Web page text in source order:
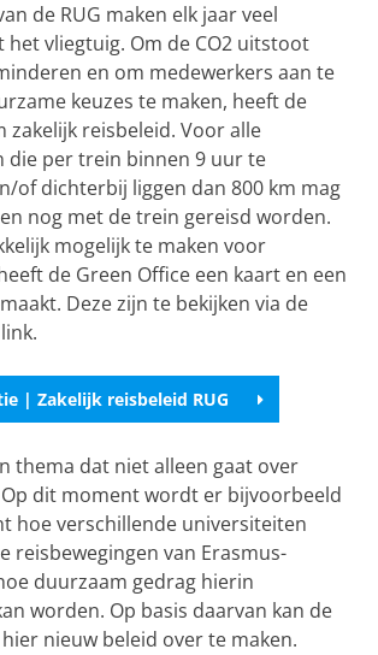
de RUG maken elk jaar veel
het vliegtuig. Om de CO2 uitstoot
en om medewerkers aan te
keuzes te maken, heeft de
zakelijk reisbeleid. Voor alle
die per trein binnen 9 uur te
of dichterbij liggen dan 800 km mag
nog met de trein gereisd worden.
mogelijk te maken voor
de Green Office een kaart en een
Deze zijn te bekijken via de
| Zakelijk reisbeleid RUG
thema dat niet alleen gaat over
dit moment wordt er bijvoorbeeld
hoe verschillende universiteiten
reisbewegingen van Erasmus-
duurzaam gedrag hierin
worden. Op basis daarvan kan de
nieuw beleid over te maken.